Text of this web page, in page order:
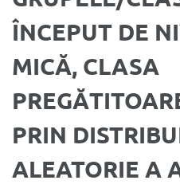
ÎNCEPUT DE
MICĂ, CLASA
PRIN
ALEATORIE A